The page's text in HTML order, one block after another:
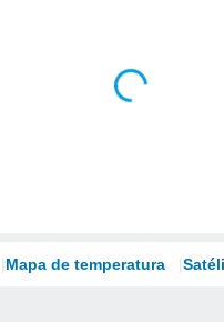
Mapa de temperatura